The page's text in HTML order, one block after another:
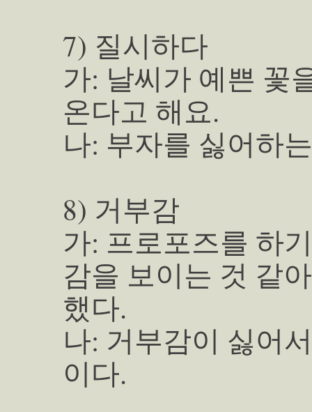
7) 질시하다
가: 날씨가 예쁜 꽃
온다고 해요.
나: 부자를 싫어하
8) 거부감
가: 프로포즈를 하
감을 보이는 것 같
했다.
나: 거부감이 싫어
이다.